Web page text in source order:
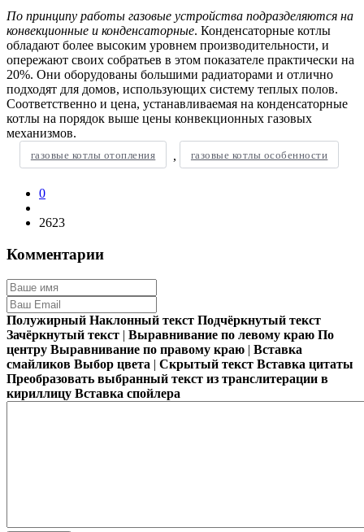
По принципу работы газовые устройства подразделяются на
конвекционные и конденсаторные. Конденсаторные котлы
обладают более высоким уровнем производительности, и
опережают своих собратьев в этом показателе практически на
20%. Они оборудованы большими радиаторами и отлично
подходят для домов, использующих систему теплых полов.
Соответственно и цена, устанавливаемая на конденсаторные
котлы на порядок выше цены конвекционных газовых
механизмов.
газовые котлы отопления , газовые котлы особенности
0
2623
Комментарии
Полужирный Наклонный текст Подчёркнутый текст
Зачёркнутый текст | Выравнивание по левому краю По
центру Выравнивание по правому краю | Вставка
смайликов Выбор цвета | Скрытый текст Вставка цитаты
Преобразовать выбранный текст из транслитерации в
кириллицу Вставка спойлера